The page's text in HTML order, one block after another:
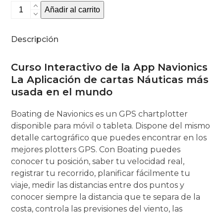
Navionics
cantidad
Añadir al carrito
Descripción
Curso Interactivo de la App Navionics
La Aplicación de cartas Náuticas más
usada en el mundo
Boating de Navionics es un GPS chartplotter
disponible para móvil o tableta. Dispone del mismo
detalle cartográfico que puedes encontrar en los
mejores plotters GPS. Con Boating puedes
conocer tu posición, saber tu velocidad real,
registrar tu recorrido, planificar fácilmente tu
viaje, medir las distancias entre dos puntos y
conocer siempre la distancia que te separa de la
costa, controla las previsiones del viento, las